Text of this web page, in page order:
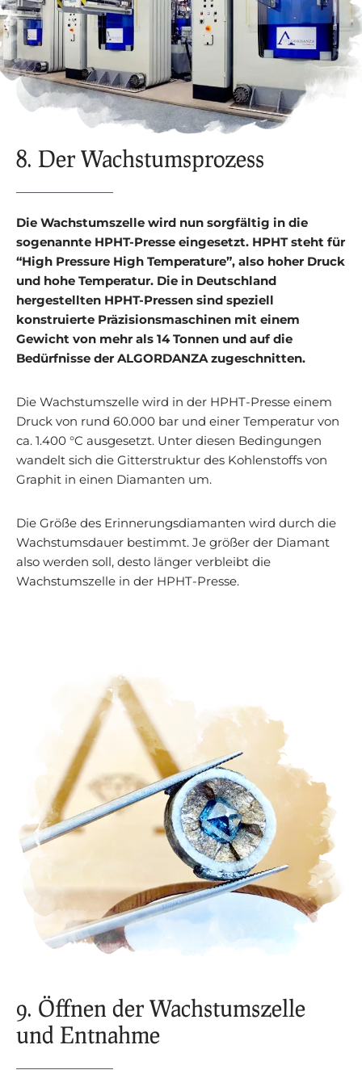
8. Der Wachstumsprozess
Die Wachstumszelle wird nun sorgfältig in die
sogenannte HPHT-Presse eingesetzt. HPHT steht für
“High Pressure High Temperature”, also hoher Druck
und hohe Temperatur. Die in Deutschland
hergestellten HPHT-Pressen sind speziell
konstruierte Präzisionsmaschinen mit einem
Gewicht von mehr als 14 Tonnen und auf die
Bedürfnisse der ALGORDANZA zugeschnitten.
Die Wachstumszelle wird in der HPHT-Presse einem
Druck von rund 60.000 bar und einer Temperatur von
ca. 1.400 °C ausgesetzt. Unter diesen Bedingungen
wandelt sich die Gitterstruktur des Kohlenstoffs von
Graphit in einen Diamanten um.
Die Größe des Erinnerungsdiamanten wird durch die
Wachstumsdauer bestimmt. Je größer der Diamant
also werden soll, desto länger verbleibt die
Wachstumszelle in der HPHT-Presse.
9. Öffnen der Wachstumszelle
und Entnahme